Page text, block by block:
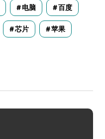
电脑 百度
芯片 苹果